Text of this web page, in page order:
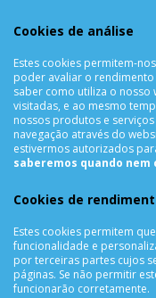
910991733
Segunda a Sexta das
Sábado das 9h00 às
INFORMAÇÕES
Termos & Condições
Trocas & Devoluções
Métodos de Pagamento
Resolução de Litígios
Cookies de análise
Estes cookies permitem-
poder avaliar o
saber como utiliza o nosso
visitadas, e ao mesmo
nossos produtos e
navegação através do
estivermos autorizados
saberemos quando
Cookies de
Estes cookies permitem
funcionalidade e
por terceiras partes cujos
páginas. Se não permitir
funcionarão corretamente.